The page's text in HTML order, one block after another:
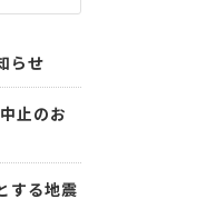
らせ
止のお
する地震